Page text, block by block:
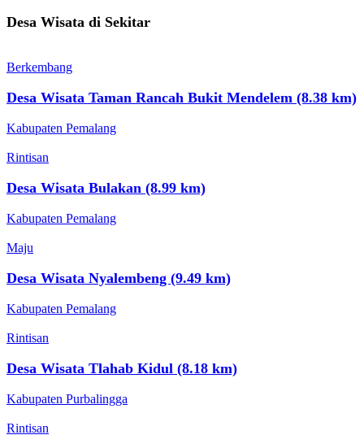
Desa Wisata di Sekitar
Berkembang
Desa Wisata Taman Rancah Bukit Mendelem (8.38 km)
Kabupaten Pemalang
Rintisan
Desa Wisata Bulakan (8.99 km)
Kabupaten Pemalang
Maju
Desa Wisata Nyalembeng (9.49 km)
Kabupaten Pemalang
Rintisan
Desa Wisata Tlahab Kidul (8.18 km)
Kabupaten Purbalingga
Rintisan